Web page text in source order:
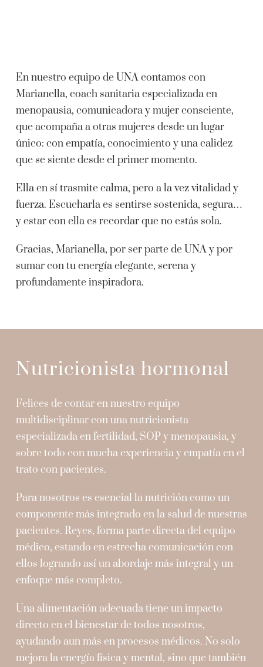
En nuestro equipo de UNA contamos con
Marianella, coach sanitaria especializada en
menopausia, comunicadora y mujer consciente,
que acompaña a otras mujeres desde un lugar
único: con empatía, conocimiento y una calidez
que se siente desde el primer momento.
Ella en sí trasmite calma, pero a la vez vitalidad y
fuerza. Escucharla es sentirse sostenida, segura…
y estar con ella es recordar que no estás sola.
Gracias, Marianella, por ser parte de UNA y por
sumar con tu energía elegante, serena y
profundamente inspiradora.
Nutricionista hormonal
Felices de contar en nuestro equipo
multidisciplinar con una nutricionista
especializada en fertilidad, SOP y menopausia, y
sobre todo con mucha experiencia y empatía en el
trato con pacientes.
Para nosotros es esencial la nutrición como un
componente más integrado en la salud de nuestras
pacientes. Reyes, forma parte directa del equipo
médico, estando en estrecha comunicación con
ellos logrando así un abordaje más integral y un
enfoque más completo.
Una alimentación adecuada tiene un impacto
directo en el bienestar de todos nosotros,
ayudando aun más en procesos médicos. No solo
mejora la energía física y mental, sino que también